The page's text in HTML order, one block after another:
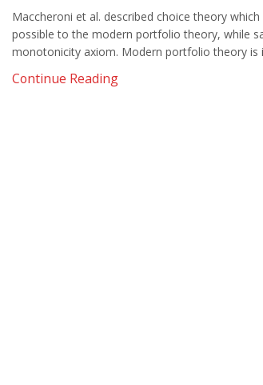
Maccheroni et al. described choice theory
possible to the modern portfolio theory, while
monotonicity axiom. Modern portfolio theory is
Continue Reading